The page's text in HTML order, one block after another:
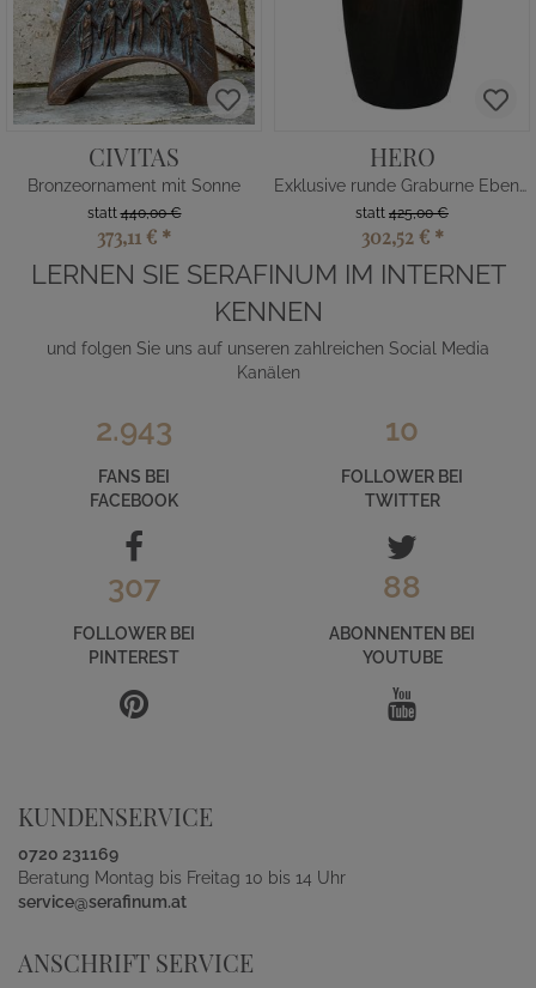
CIVITAS
Bronzeornament mit Sonne
statt440,00 €
373,11 € *
HERO
Exklusive runde Graburne Ebenholz
statt 425,00 €
302,52 € *
LERNEN SIE SERAFINUM IM INTERNET
KENNEN
und folgen Sie uns auf unseren zahlreichen Social Media
Kanälen
2.943
FANS BEI
FACEBOOK
10
FOLLOWER BEI
TWITTER
307
FOLLOWER BEI
PINTEREST
88
ABONNENTEN BEI
YOUTUBE
KUNDENSERVICE
0720 231169
Beratung Montag bis Freitag 10 bis 14 Uhr
service@serafinum.at
ANSCHRIFT SERVICE